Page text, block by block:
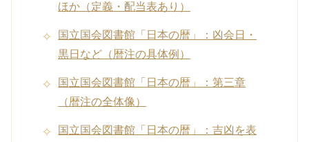
ほか（定義・配当表あり）
国立国会図書館「日本の暦」：凶会日・
黒日など（暦注の具体例）
国立国会図書館「日本の暦」：第三章
（暦注の全体像）
国立国会図書館「日本の暦」：吉凶を表